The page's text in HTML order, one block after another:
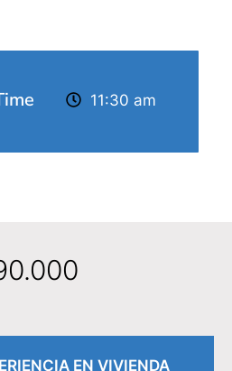
11:30 am
EN VIVIENDA